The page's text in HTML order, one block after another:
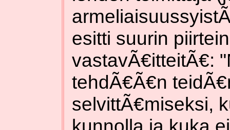
esitti suurin
vastavÃ€itteitÃ€:
tehdÃ€Ã€n
selvittÃ€miseksi,